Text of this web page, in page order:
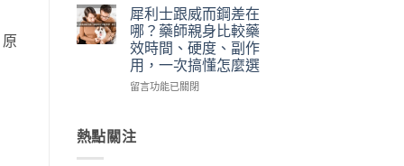
真
假
一
次
搞
黑
金
版：
成
分、
效
果
評
價
｜
藥
師
實
用
三
利
士
5mg
每
日
錠
吃？
藥
犀利士跟威而鋼差在
哪？藥師親身比較藥
效時間、硬度、副作
用，一次搞懂怎麼選
在
士
跟
留言功能已關閉
熱點關注